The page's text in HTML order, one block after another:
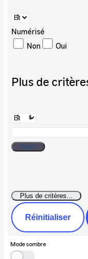
Numérisé
Non
Oui
Plus de
Réinitialiser
Mode sombre